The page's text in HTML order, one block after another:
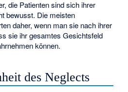
die Patienten sind sich ihrer
bewusst. Die meisten
daher, wenn man sie nach ihrer
sie ihr gesamtes Gesichtsfeld
können.
des Neglects